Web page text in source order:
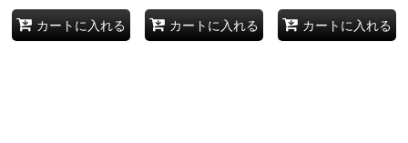
カートに入れる カートに入れる カートに入れる